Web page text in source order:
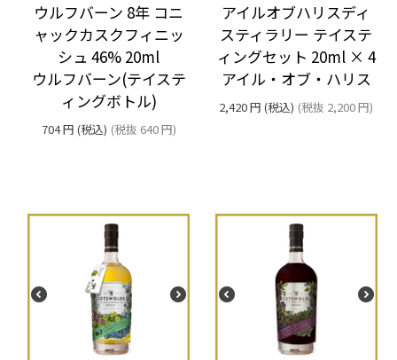
ウルフバーン 8年 コニ
ャックカスクフィニッ
シュ 46% 20ml
ウルフバーン(テイステ
ィングボトル)
704円 (税込) (税抜 640円)
アイルオブハリスディ
スティラリー テイステ
ィングセット 20ml × 4
アイル・オブ・ハリス
2,420円 (税込) (税抜 2,200円)